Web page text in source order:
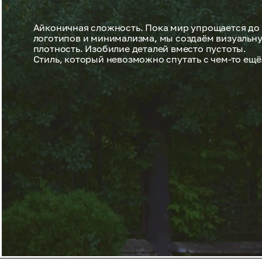
Айконичная сложность. Пока мир упрощается до
логотипов и минимализма, мы создаём
плотность. Изобилие деталей вместо пустоты.
Стиль, который невозможно спутать с чем-то